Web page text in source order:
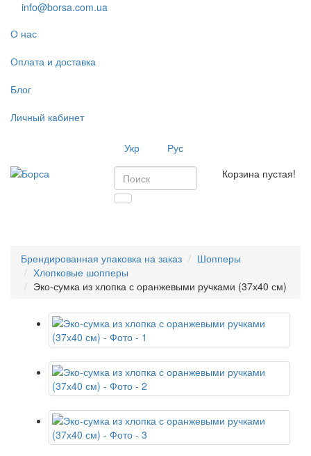
info@borsa.com.ua
О нас
Оплата и доставка
Блог
Личный кабинет
Укр
Рус
Корзина пустая!
Брендированная упаковка на заказ
Шопперы
Хлопковые шопперы
Эко-сумка из хлопка с оранжевыми ручками (37х40 см)